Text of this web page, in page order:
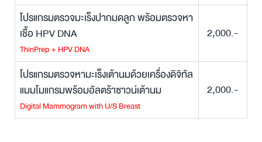
โปรแกรมตรวจมะเร็งปากมดลูก พร้อมตรวจหา
เชื้อ HPV DNA
ThinPrep + HPV DNA
2,000.-
โปรแกรมตรวจหามะเร็งเต้านมด้วยเครื่องดิจิทัล
แมมโมแกรมพร้อมอัลตร้าซาวน์เต้านม
Digital Mammogram with U/S Breast
2,000.-